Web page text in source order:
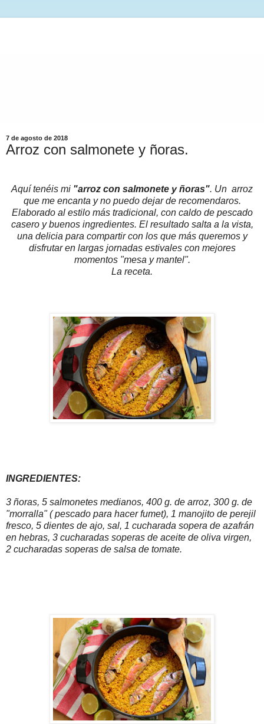
7 de agosto de 2018
Arroz con salmonete y ñoras.
Aquí tenéis mi "arroz con salmonete y ñoras". Un arroz
que me encanta y no puedo dejar de recomendaros.
Elaborado al estilo más tradicional, con caldo de pescado
casero y buenos ingredientes. El resultado salta a la vista,
una delicia para compartir con los que más queremos y
disfrutar en largas jornadas estivales con mejores
momentos "mesa y mantel".
La receta.
INGREDIENTES:
3 ñoras, 5 salmonetes medianos, 400 g. de arroz, 300 g. de
"morralla" ( pescado para hacer fumet), 1 manojito de perejil
fresco, 5 dientes de ajo, sal, 1 cucharada sopera de azafrán
en hebras, 3 cucharadas soperas de aceite de oliva virgen,
2 cucharadas soperas de salsa de tomate.